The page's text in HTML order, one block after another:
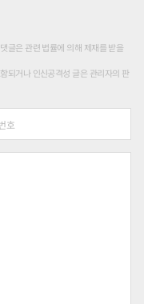
글은 관련 법률에 의해 제재를 받을
되거나 인신공격성 글은 관리자의 판